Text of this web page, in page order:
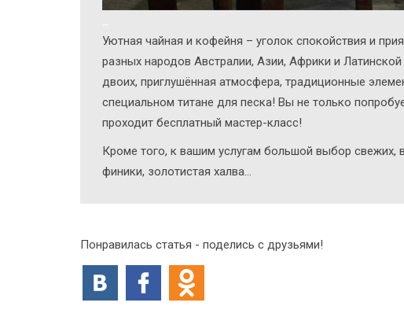
Уютная чайная и кофейня – уголок спокойствия и
разных народов Австралии, Азии, Африки и
двоих, приглушённая атмосфера, традиционные
специальном титане для песка! Вы не только
проходит бесплатный мастер-класс!
Кроме того, к вашим услугам большой выбор свежих,
финики, золотистая халва…
Понравилась статья - поделись с друзьями!